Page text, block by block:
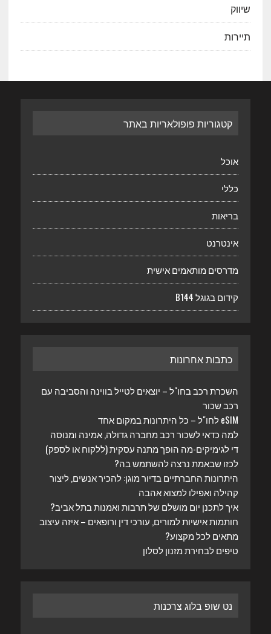
שיווק
תיירות
קטגוריות פופולאריות באתר
אוכל
כללי
בריאות
אינטרנט
מדרסים מותאמים אישית
קידום בגוגל B144
כתבות אחרונות
השכרת רכב בחו"ל – יוצאים לטייל בווינה והסביבה עם
רכב שכור
eSIM לחו"ל – כל היתרונות במקום אחד
למה כדאי לשכור רכב מחברה גדולה, אמינה ומנוסה
די לגימיקים-מה הופך מתנה עסקית (ללקוח או לספק)
לכזו שבאמת נרצה להשתמש בה?
היתרונות החברתיים בדיור מוגן: להכיר אנשים, ליצור
קהילה ואפילו למצוא אהבה
איך לתכנן יום מושלם של תרבות ואמנות בתל אביב?
חותמות אישיות למורים, עורכי דין ורופאים – איזה עיצוב
מתאים לכל מקצוע?
טיפים לבחירת מזנון לסלון
נט שופ בלוג צרכנות